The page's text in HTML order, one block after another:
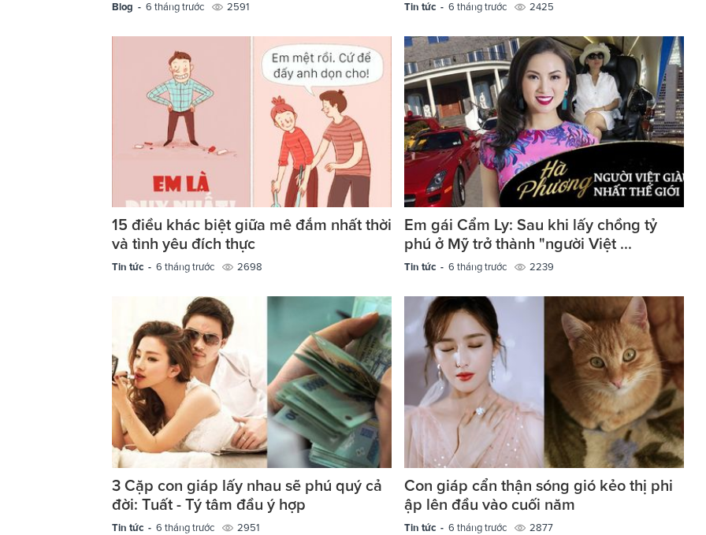
Blog - 6 tháng trước 2591 Tin tức - 6 tháng trước 2425
15 điều khác biệt giữa mê đắm nhất thời
và tình yêu đích thực
Tin tức - 6 tháng trước 2698
Em gái Cẩm Ly: Sau khi lấy chồng tỷ
phú ở Mỹ trở thành "người Việt ...
Tin tức - 6 tháng trước 2239
3 Cặp con giáp lấy nhau sẽ phú quý cả
đời: Tuất - Tý tâm đầu ý hợp
Tin tức - 6 tháng trước 2951
Con giáp cẩn thận sóng gió kẻo thị phi
ập lên đầu vào cuối năm
Tin tức - 6 tháng trước 2877